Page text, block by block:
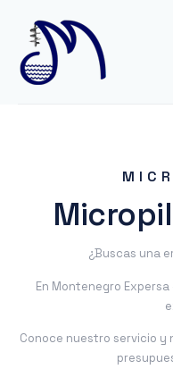
¿Buscas una
En Montenegro
Conoce nuestro servicio